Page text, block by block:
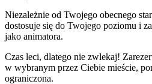
Niezależnie od Twojego obecnego
dostosuje się do Twojego poziomu i
jako animatora.
Czas leci, dlatego nie zwlekaj!
w wybranym przez Ciebie mieście,
ograniczona.